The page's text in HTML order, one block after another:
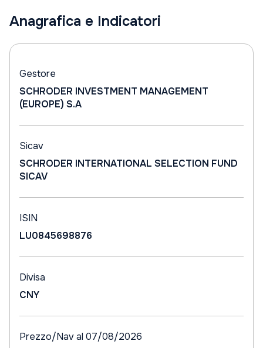
Anagrafica e Indicatori
Gestore
SCHRODER INVESTMENT MANAGEMENT
(EUROPE) S.A
Sicav
SCHRODER INTERNATIONAL SELECTION FUND
SICAV
ISIN
LU0845698876
Divisa
CNY
Prezzo/Nav al 07/08/2026